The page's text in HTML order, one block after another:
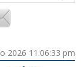
2026 11:06:33 pm